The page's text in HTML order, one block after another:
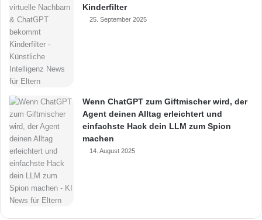
Kinderfilter
25. September 2025
Wenn ChatGPT zum Giftmischer wird, der
Agent deinen Alltag erleichtert und
einfachste Hack dein LLM zum Spion
machen
14. August 2025